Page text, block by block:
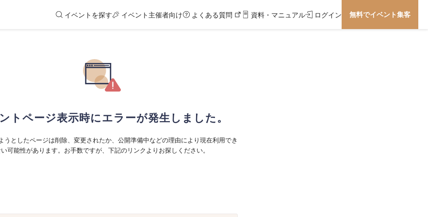
イベントを探す イベント主催者向け よくある質問 資料・マニュアル ログイン 無料でイベント集客
トページ表示時にエラーが発生しました。
うとしたページは削除、変更されたか、公開準備中などの理由により現在利用でき
い可能性があります。お手数ですが、下記のリンクよりお探しください。